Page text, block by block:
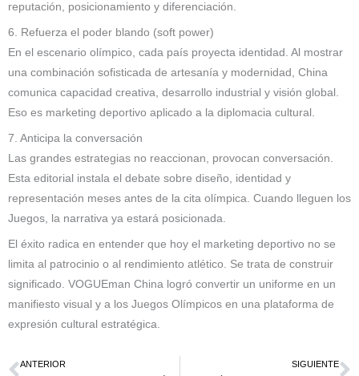
reputación, posicionamiento y diferenciación.
6. Refuerza el poder blando (soft power)
En el escenario olímpico, cada país proyecta identidad. Al mostrar
una combinación sofisticada de artesanía y modernidad, China
comunica capacidad creativa, desarrollo industrial y visión global.
Eso es marketing deportivo aplicado a la diplomacia cultural.
7. Anticipa la conversación
Las grandes estrategias no reaccionan, provocan conversación.
Esta editorial instala el debate sobre diseño, identidad y
representación meses antes de la cita olímpica. Cuando lleguen los
Juegos, la narrativa ya estará posicionada.
El éxito radica en entender que hoy el marketing deportivo no se
limita al patrocinio o al rendimiento atlético. Se trata de construir
significado. VOGUEman China logró convertir un uniforme en un
manifiesto visual y a los Juegos Olímpicos en una plataforma de
expresión cultural estratégica.
ANTERIOR SIGUIENTE